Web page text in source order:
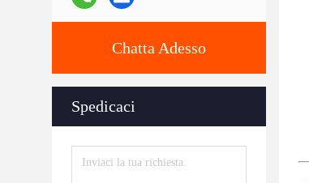
Chatta Adesso
Spedicaci